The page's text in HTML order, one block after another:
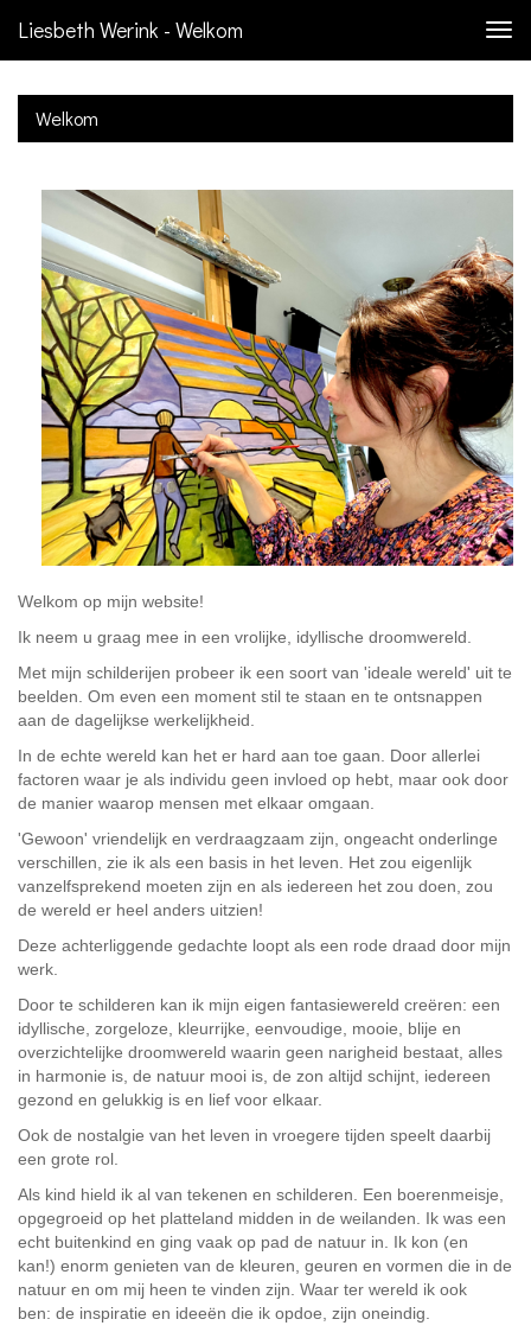
Liesbeth Werink - Welkom
Welkom
Welkom op mijn website!
Ik neem u graag mee in een vrolijke, idyllische droomwereld.
Met mijn schilderijen probeer ik een soort van 'ideale wereld' uit te
beelden. Om even een moment stil te staan en te ontsnappen
aan de dagelijkse werkelijkheid.
In de echte wereld kan het er hard aan toe gaan. Door allerlei
factoren waar je als individu geen invloed op hebt, maar ook door
de manier waarop mensen met elkaar omgaan.
'Gewoon' vriendelijk en verdraagzaam zijn, ongeacht onderlinge
verschillen, zie ik als een basis in het leven . Het zou eigenlijk
vanzelfsprekend moeten zijn en als iedereen het zou doen, zou
de wereld er heel anders uitzien!
Deze achterliggende gedachte loopt als een rode draad door mijn
werk.
Door te schilderen kan ik mijn eigen fantasiewereld creëren: een
idyllische, zorgeloze, kleurrijke, eenvoudige, mooie, blije en
overzichtelijke droomwereld waarin geen narigheid bestaat, alles
in harmonie is, de natuur mooi is, de zon altijd schijnt, iedereen
gezond en gelukkig is en lief voor elkaar.
Ook de nostalgie van het leven in vroegere tijden speelt daarbij
een grote rol.
Als kind hield ik al van tekenen en schilderen. Een boerenmeisje,
opgegroeid op het platteland midden in de weilanden. Ik was een
echt buitenkind en ging vaak op pad de natuur in. Ik kon (en
kan!) enorm genieten van de kleuren, geuren en vormen die in de
natuur en om mij heen te vinden zijn. Waar ter wereld ik ook
ben: de inspiratie en ideeën die ik opdoe, zijn oneindig.